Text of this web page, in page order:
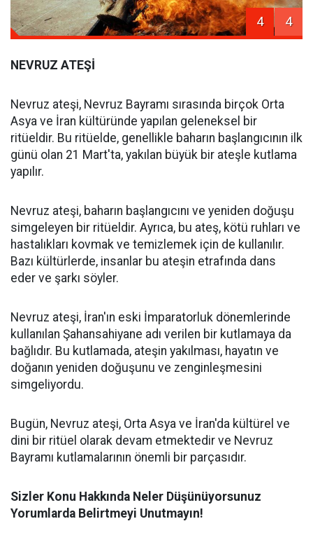
4 4
NEVRUZ ATEŞİ
Nevruz ateşi, Nevruz Bayramı sırasında birçok Orta
Asya ve İran kültüründe yapılan geleneksel bir
ritüeldir. Bu ritüelde, genellikle baharın başlangıcının ilk
günü olan 21 Mart'ta, yakılan büyük bir ateşle kutlama
yapılır.
Nevruz ateşi, baharın başlangıcını ve yeniden doğuşu
simgeleyen bir ritüeldir. Ayrıca, bu ateş, kötü ruhları ve
hastalıkları kovmak ve temizlemek için de kullanılır.
Bazı kültürlerde, insanlar bu ateşin etrafında dans
eder ve şarkı söyler.
Nevruz ateşi, İran'ın eski İmparatorluk dönemlerinde
kullanılan Şahansahiyane adı verilen bir kutlamaya da
bağlıdır. Bu kutlamada, ateşin yakılması, hayatın ve
doğanın yeniden doğuşunu ve zenginleşmesini
simgeliyordu.
Bugün, Nevruz ateşi, Orta Asya ve İran'da kültürel ve
dini bir ritüel olarak devam etmektedir ve Nevruz
Bayramı kutlamalarının önemli bir parçasıdır.
Sizler Konu Hakkında Neler Düşünüyorsunuz
Yorumlarda Belirtmeyi Unutmayın!